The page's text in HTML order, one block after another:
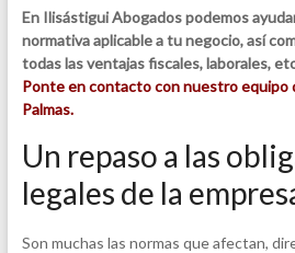
En Ilisástigui Abogados podemos
normativa aplicable a tu negocio, así
todas las ventajas fiscales, laborales,
Ponte en contacto con nuestro equipo
Palmas.
Un repaso a las
legales de la
Son muchas las normas que afectan,